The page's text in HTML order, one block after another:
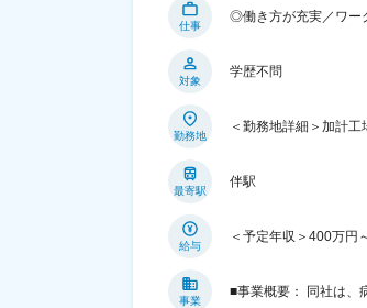
仕事
◎働き方が充実／ワー
対象
学歴不問
勤務地
＜勤務地詳細＞加計
最寄駅
伴駅
給与
＜予定年収＞400万円
事業
■事業概要： 同社は、